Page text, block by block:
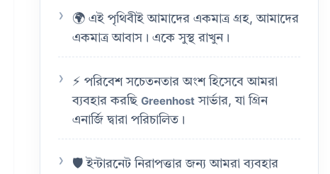
🌍 এই পৃথিবীই আমাদের একমাত্র গ্রহ, আমাদের
একমাত্র আবাস। একে সুস্থ রাখুন।
⚡ পরিবেশ সচেতনতার অংশ হিসেবে আমরা
ব্যবহার করছিGreenhost সার্ভার, যা গ্রিন
এনার্জি দ্বারা পরিচালিত।
🛡️ ইন্টারনেট নিরাপত্তার জন্য আমরা ব্যবহার